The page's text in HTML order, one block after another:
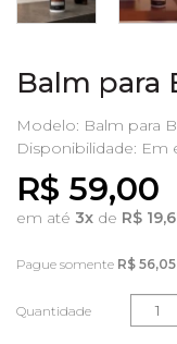
Balm para
Modelo: Balm para
Disponibilidade: Em
R$ 59,00
em até 3x de R$
Pague somente R$ 56,05
Quantidade